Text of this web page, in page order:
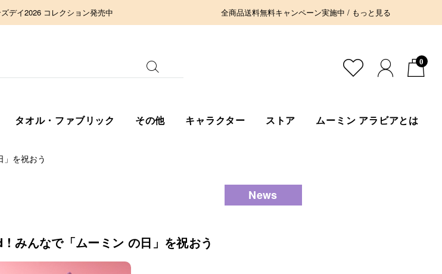
デイ2026 コレクション発売中 全商品送料無料キャンペーン実施中 / もっと見る
0
タオル・ファブリック その他 キャラクター ストア ムーミン アラビアとは
を祝おう
News
みんなで「ムーミン の日」を祝おう